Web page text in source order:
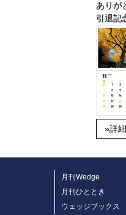
ありが
引退記
»詳
月刊Wedge
月刊ひととき
ウェッジブックス